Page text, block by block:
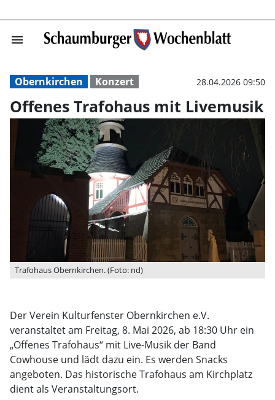
menu Offenes
Obernkirchen Konzert 28.04.2026 09:50
Offenes Trafohaus mit Livemusik
Trafohaus Obernkirchen. (Foto: nd)
Der Verein Kulturfenster Obernkirchen e.V.
veranstaltet am Freitag, 8. Mai 2026, ab 18:30 Uhr ein
„Offenes Trafohaus“ mit Live-Musik der Band
Cowhouse und lädt dazu ein. Es werden Snacks
angeboten. Das historische Trafohaus am Kirchplatz
dient als Veranstaltungsort.